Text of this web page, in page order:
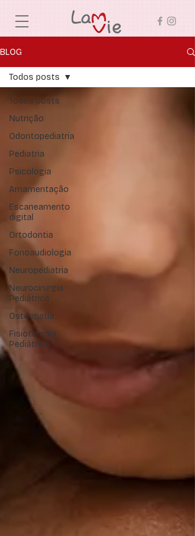
BLOG
Todos posts
Nutrição
Odontopediatria
Pediatria
Psicologia
Amamentação
Escaneamento
digital
Ortodontia
Fonoaudiologia
Neuropediatria
Neurocirurgia
Pediátrica
Osteopatia
Fisioterapia
Pediátrica
Todos posts